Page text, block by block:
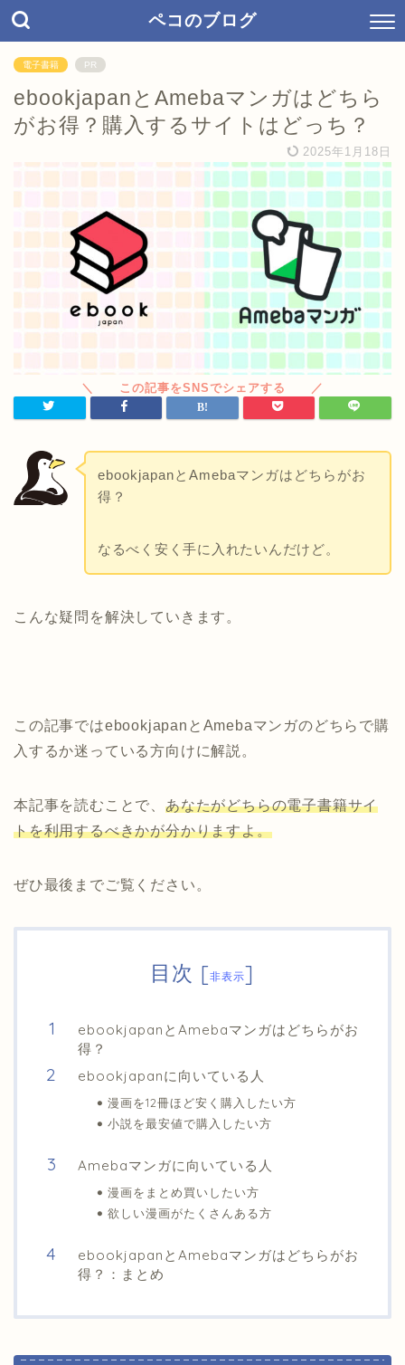
ペコのブログ
電子書籍 PR
ebookjapanとAmebaマンガはどちら
がお得？購入するサイトはどっち？
2025年1月18日
ebookjapanとAmebaマンガはどちらがお
得？
なるべく安く手に入れたいんだけど。
こんな疑問を解決していきます。
この記事ではebookjapanとAmebaマンガのどちらで購
入するか迷っている方向けに解説。
本記事を読むことで、 あなたがどちらの電子書籍サイ
トを利用するべきかが分かりますよ。
ぜひ最後までご覧ください。
目次 [非表示]
ebookjapanとAmebaマンガはどちらがお
得？
ebookjapanに向いている人
漫画を12冊ほど安く購入したい方
小説を最安値で購入したい方
Amebaマンガに向いている人
漫画をまとめ買いしたい方
欲しい漫画がたくさんある方
ebookjapanとAmebaマンガはどちらがお
得？：まとめ